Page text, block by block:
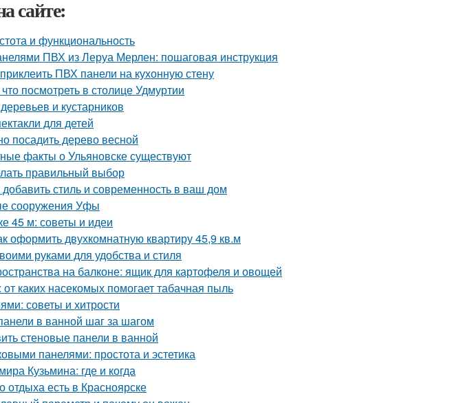
сайте:
и функциональность
ПВХ из Леруа Мерлен: пошаговая инструкция
ПВХ панели на кухонную стену
посмотреть в столице Удмуртии
и кустарников
для детей
посадить дерево весной
факты о Ульяновске существуют
правильный выбор
стиль и современность в ваш дом
сооружения Уфы
45 м: советы и идеи
оформить двухкомнатную квартиру 45,9 кв.м
руками для удобства и стиля
на балконе: ящик для картофеля и овощей
каких насекомых помогает табачная пыль
советы и хитрости
в ванной шаг за шагом
стеновые панели в ванной
панелями: простота и эстетика
Кузьмина: где и когда
отдыха есть в Красноярске